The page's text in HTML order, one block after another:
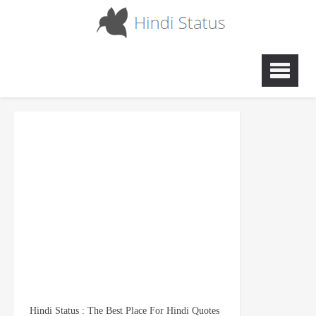
Hindi Status : The Best Place For Hindi Quotes